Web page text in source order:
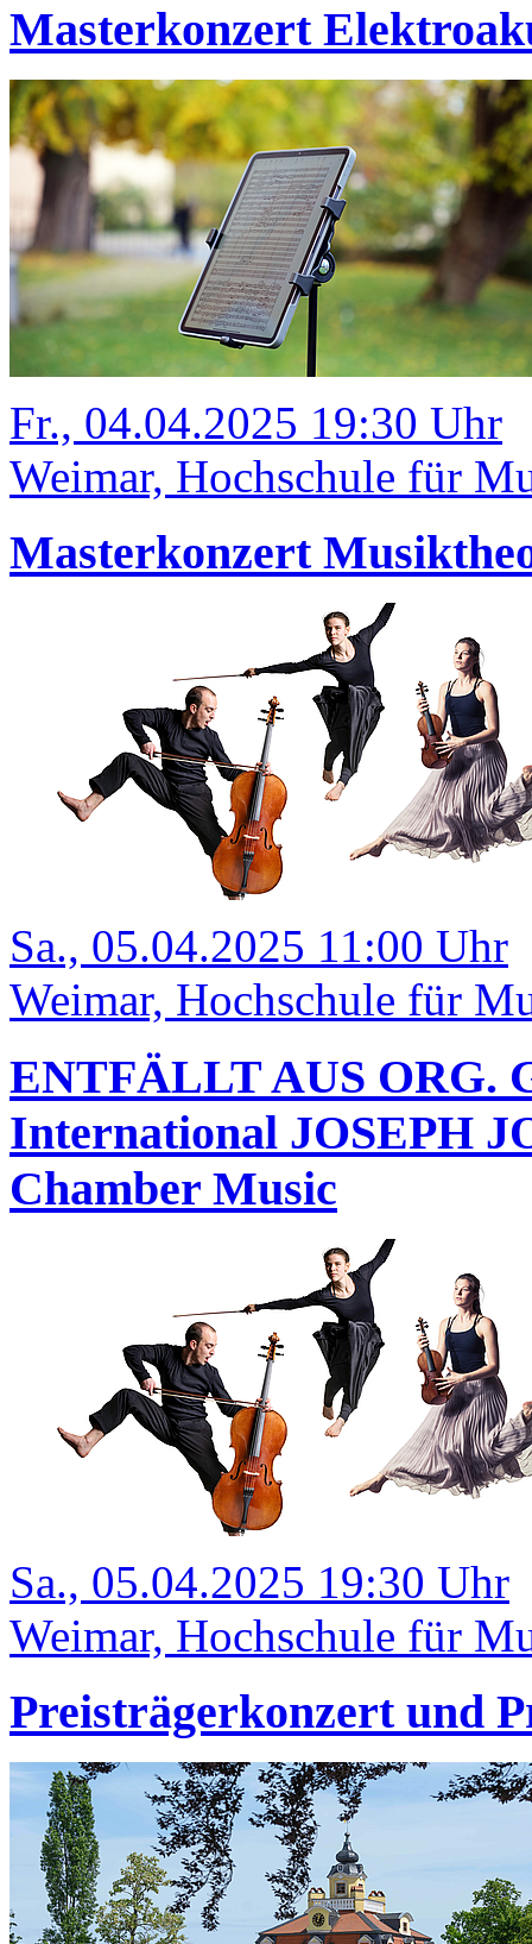
Masterkonzert
Fr., 04.04.2025 19:30 Uhr
Weimar, Hochschule für
Masterkonzert
Sa., 05.04.2025 11:00 Uhr
Weimar, Hochschule für
ENTFÄLLT AUS ORG.
International JOSEPH
Chamber Music
Sa., 05.04.2025 19:30 Uhr
Weimar, Hochschule für
Preisträgerkonzert und